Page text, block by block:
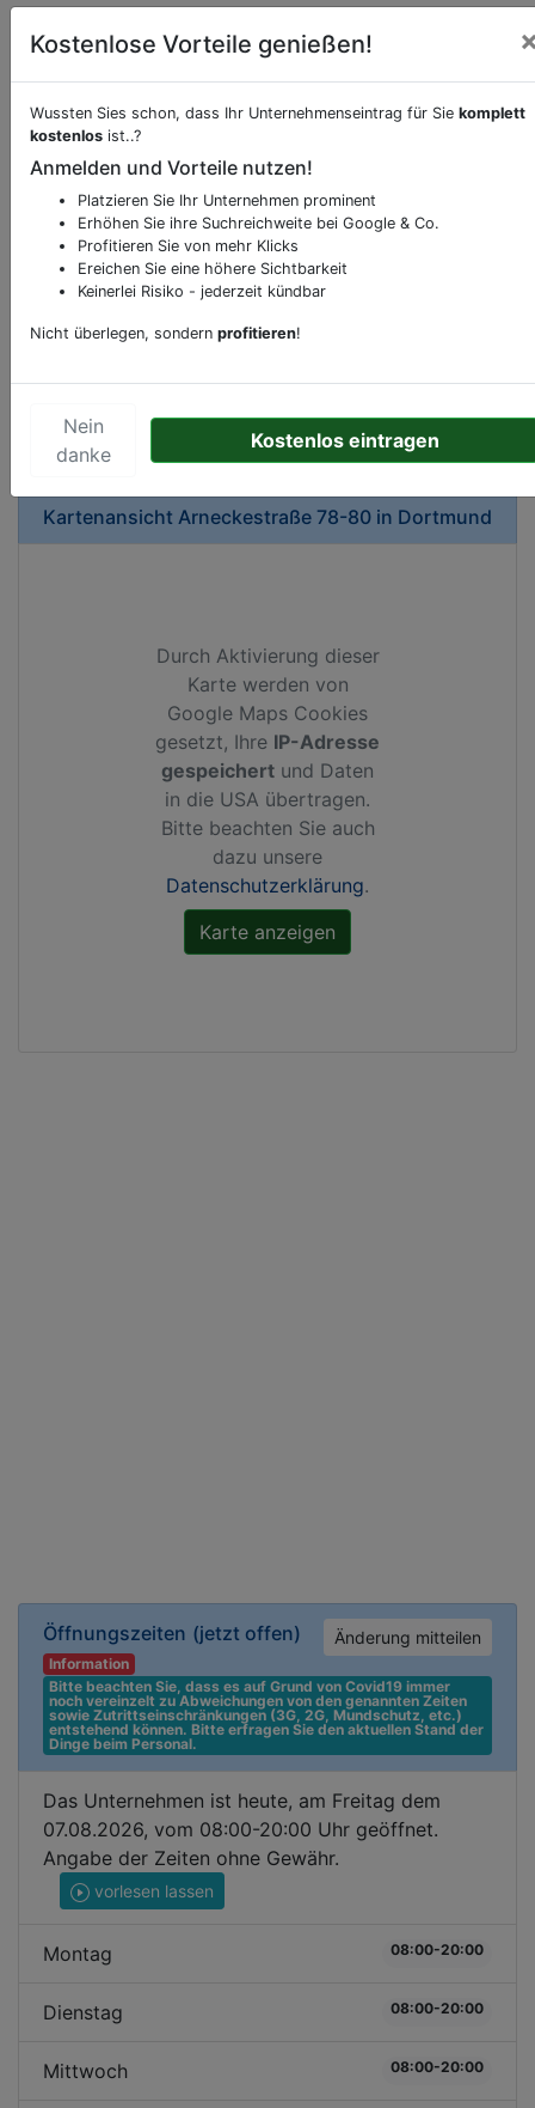
Öffnungszeiten (jetzt offen) Änderung mitteilen
Information
Bitte beachten Sie, dass es auf Grund von Covid19 immer
noch vereinzelt zu Abweichungen von den genannten Zeiten
sowie Zutrittseinschränkungen (3G, 2G, Mundschutz, etc.)
entstehend können. Bitte erfragen Sie den aktuellen Stand der
Dinge beim Personal.
Das Unternehmen ist heute, am Freitag dem
07.08.2026, vom 08:00-20:00 Uhr geöffnet.
Angabe der Zeiten ohne Gewähr.
vorlesen lassen
Montag 08:00-20:00
Dienstag 08:00-20:00
Mittwoch 08:00-20:00
Beschreibung & Services von
Sie möchten eine Beschreibung, Dienstleistung
oder andere relevante Informationen hinzufügen?
Klicken Sie bitte hierum uns zu kontaktieren.
Sonderangebote odere besondere Services, die
Kartenansicht Arneckestraße 78-80 in Dortmund
Durch Aktivierung dieser
Karte werden von
Google Maps Cookies
gesetzt, Ihre IP-Adresse
gespeichert und Daten
in die USA übertragen.
Bitte beachten Sie auch
dazu unsere
Datenschutzerklärung.
Kostenlose Vorteile genießen!
Wussten Sies schon, dass Ihr Unternehmenseintrag für Sie komplett
kostenlos ist..?
Anmelden und Vorteile nutzen!
Platzieren Sie Ihr Unternehmen prominent
Erhöhen Sie ihre Suchreichweite bei Google & Co.
Profitieren Sie von mehr Klicks
Ereichen Sie eine höhere Sichtbarkeit
Keinerlei Risiko - jederzeit kündbar
Nicht überlegen, sondern profitieren!
Nein
danke
Kostenlos eintragen